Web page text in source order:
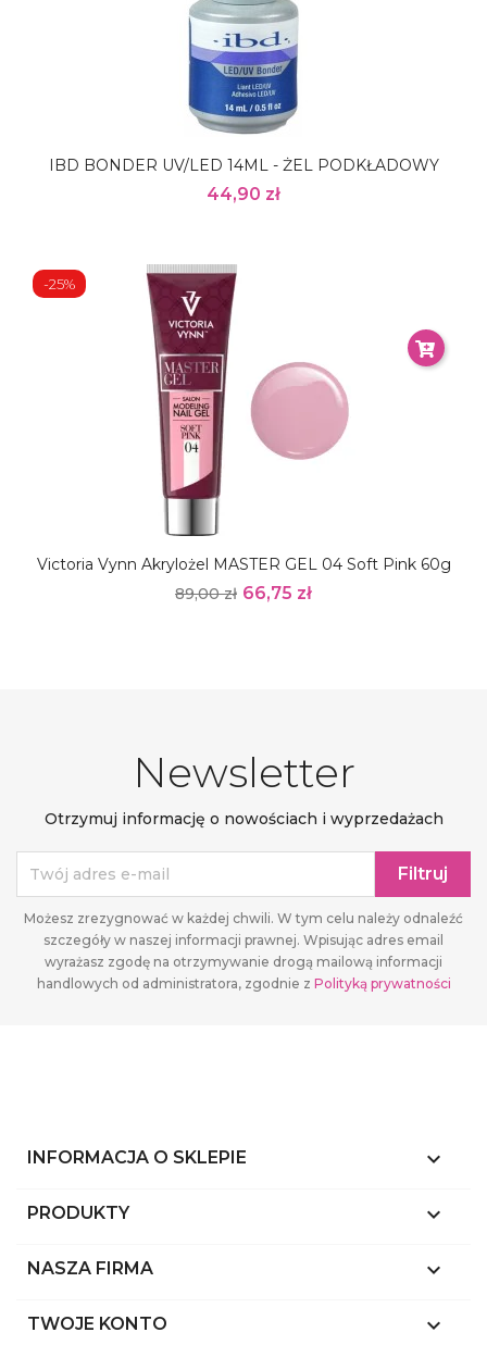
IBD BONDER UV/LED 14ML - ŻEL PODKŁADOWY
44,90 zł
Victoria Vynn Akrylożel MASTER GEL 04 Soft Pink 60g
89,00 zł 66,75 zł
-25%
Newsletter
Otrzymuj informację o nowościach i wyprzedażach
Możesz zrezygnować w każdej chwili. W tym celu należy odnaleźć
szczegóły w naszej informacji prawnej. Wpisując adres email
wyrażasz zgodę na otrzymywanie drogą mailową informacji
handlowych od administratora, zgodnie z Polityką prywatności
INFORMACJA O SKLEPIE keyboard_arrow_down
PRODUKTY 
NASZA FIRMA 
TWOJE KONTO 